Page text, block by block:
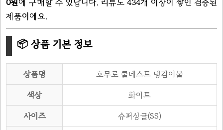
0원에 구매할 수 있답니다. 리뷰도 434개 이상이 쌓인 검증된
제품이에요.
📦 상품 기본 정보
상품명 호무로 쿨네스트 냉감이불
색상 화이트
사이즈 슈퍼싱글(SS)